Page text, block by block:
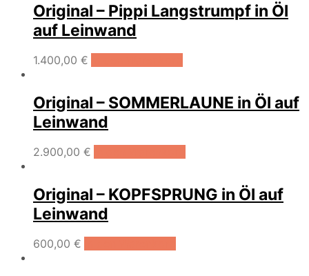
Original – Pippi Langstrumpf in Öl
auf Leinwand
1.400,00 €
Original – SOMMERLAUNE in Öl auf
Leinwand
2.900,00 €
Original – KOPFSPRUNG in Öl auf
Leinwand
600,00 €